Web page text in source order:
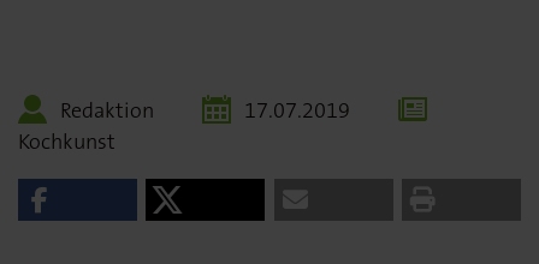
Redaktion
17.07.2019
Kochkunst